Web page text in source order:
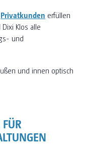
Privatkunden erfüllen
Klos alle
und
und innen optisch